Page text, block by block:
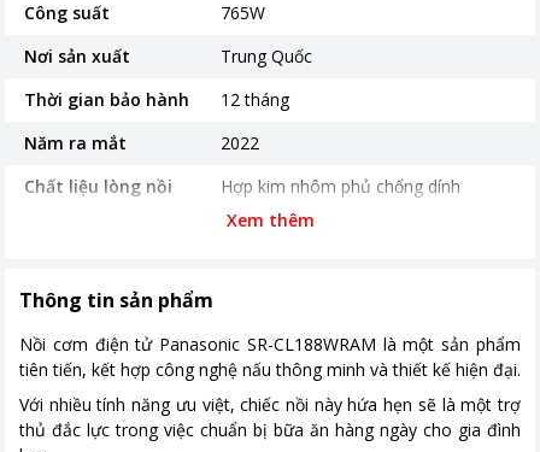
Công suất
765W
Nơi sản xuất
Trung Quốc
Thời gian bảo hành
12 tháng
Năm ra mắt
2022
Chất liệu lòng nồi
Hợp kim nhôm phủ chống dính
2.2 mm
Kích thước, khối lượng Ngang 24 cm - Cao 24.6 cm - Sâu
35.7 cm - Nặng 3.8 kg
Khoảng giá
Từ 2 - 5 triệu
Xem thêm
Thông tin sản phẩm
Nồi cơm điện tử Panasonic SR-CL188WRAM là một sản phẩm
tiên tiến, kết hợp công nghệ nấu thông minh và thiết kế hiện đại.
Với nhiều tính năng ưu việt, chiếc nồi này hứa hẹn sẽ là một trợ
thủ đắc lực trong việc chuẩn bị bữa ăn hàng ngày cho gia đình